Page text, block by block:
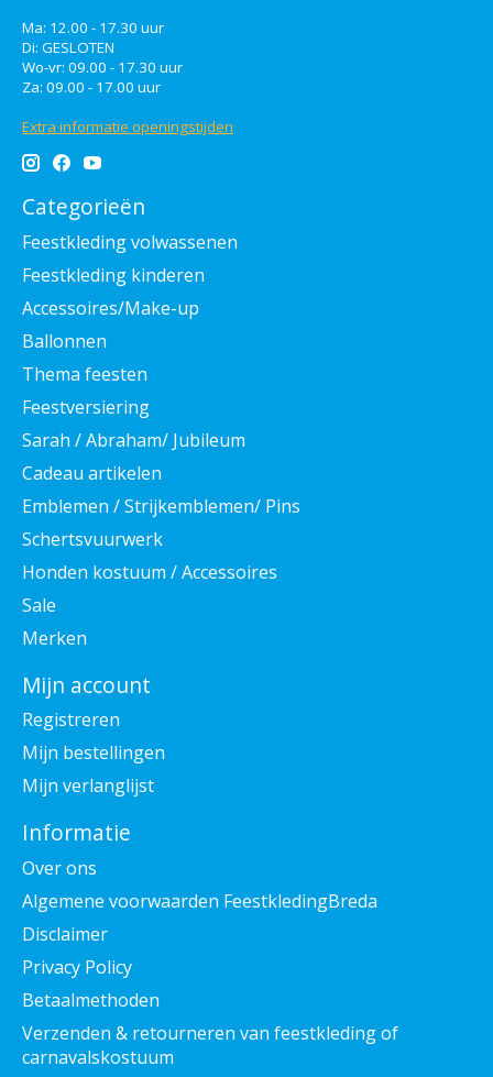
Ma: 12.00 - 17.30 uur
Di: GESLOTEN
Wo-vr: 09.00 - 17.30 uur
Za: 09.00 - 17.00 uur
Extra informatie openingstijden
Categorieën
Feestkleding volwassenen
Feestkleding kinderen
Accessoires/Make-up
Ballonnen
Thema feesten
Feestversiering
Sarah / Abraham/ Jubileum
Cadeau artikelen
Emblemen / Strijkemblemen/ Pins
Schertsvuurwerk
Honden kostuum / Accessoires
Sale
Merken
Mijn account
Registreren
Mijn bestellingen
Mijn verlanglijst
Informatie
Over ons
Algemene voorwaarden FeestkledingBreda
Disclaimer
Privacy Policy
Betaalmethoden
Verzenden & retourneren van feestkleding of
carnavalskostuum